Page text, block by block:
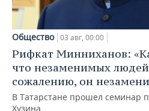
Общество 03 авг, 00:00
Рифкат Минниханов:
что незаменимых
сожалению, он
В Татарстане прошел семинар
Хузина